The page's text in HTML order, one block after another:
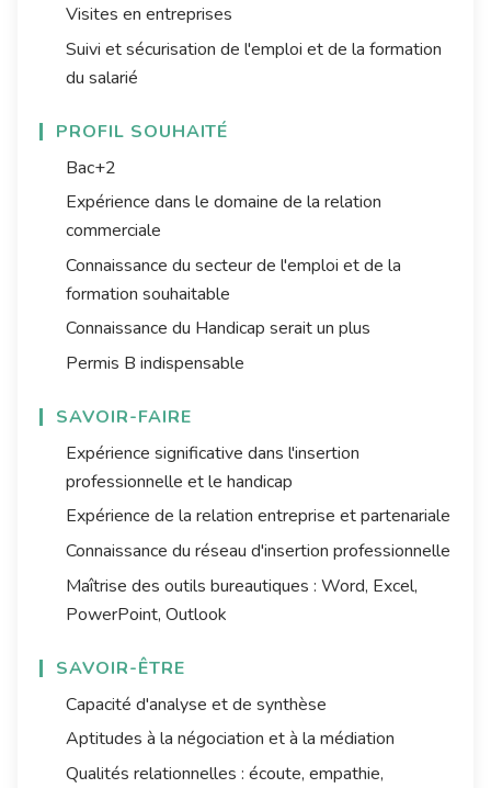
Visites en entreprises
Suivi et sécurisation de l'emploi et de la formation
du salarié
PROFIL SOUHAITÉ
Bac+2
Expérience dans le domaine de la relation
commerciale
Connaissance du secteur de l'emploi et de la
formation souhaitable
Connaissance du Handicap serait un plus
Permis B indispensable
SAVOIR-FAIRE
Expérience significative dans l'insertion
professionnelle et le handicap
Expérience de la relation entreprise et partenariale
Connaissance du réseau d'insertion professionnelle
Maîtrise des outils bureautiques : Word, Excel,
PowerPoint, Outlook
SAVOIR-ÊTRE
Capacité d'analyse et de synthèse
Aptitudes à la négociation et à la médiation
Qualités relationnelles : écoute, empathie,